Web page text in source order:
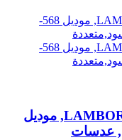
نظارة شمسية,ماركة LAMBORGHINI-Y20, موديل
عدسات